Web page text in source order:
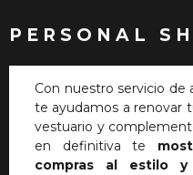
PERSONAL
Con nuestro servicio
te ayudamos a renovar
vestuario y
en definitiva te
compras al estilo